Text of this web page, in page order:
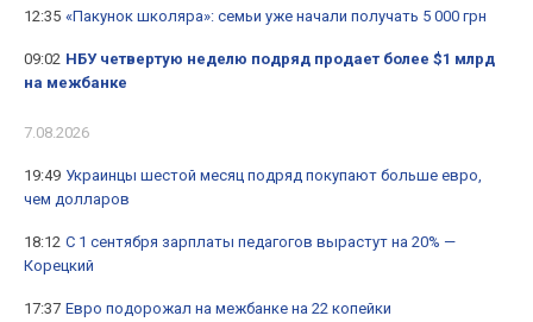
12:35 «Пакунок школяра»: семьи уже начали получать 5 000 грн
09:02 НБУ четвертую неделю подряд продает более $1 млрд
на межбанке
7.08.2026
19:49 Украинцы шестой месяц подряд покупают больше евро,
чем долларов
18:12 С 1 сентября зарплаты педагогов вырастут на 20% —
Корецкий
17:37 Евро подорожал на межбанке на 22 копейки